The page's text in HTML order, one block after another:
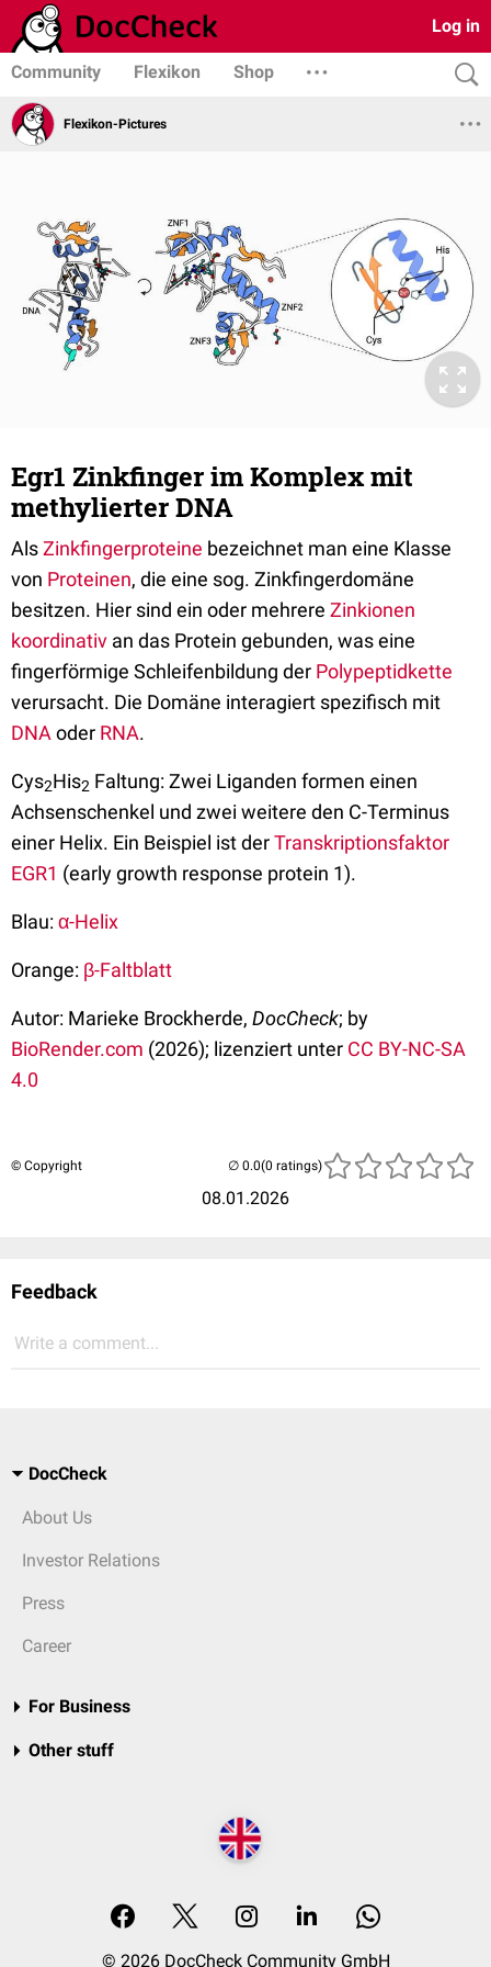
Log in
Community Flexikon Shop
Flexikon-Pictures
Egr1 Zinkfinger im Komplex mit
methylierter DNA
AlsZinkfingerproteine bezeichnet man eine Klasse
von Proteinen, die eine sog. Zinkfingerdomäne
besitzen. Hier sind ein oder mehrere Zinkionen
koordinativ an das Protein gebunden, was eine
fingerförmige Schleifenbildung der Polypeptidkette
verursacht. Die Domäne interagiert spezifisch mit
DNA oder RNA.
Cys2His2 Faltung: Zwei Liganden formen einen
Achsenschenkel und zwei weitere den C-Terminus
einer Helix. Ein Beispiel ist derTranskriptionsfaktor
EGR1 (early growth response protein 1).
Blau:α-Helix
Orange: β-Faltblatt
Autor: Marieke Brockherde, DocCheck; by
BioRender.com (2026); lizenziert unter CC BY-NC-SA
4.0
© Copyright
08.01.2026
(0 ratings)
Feedback
Write a comment...
DocCheck
About Us
Investor Relations
Press
Career
For Business
Other stuff
© 2026 DocCheck Community GmbH